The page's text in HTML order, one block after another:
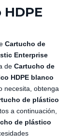
Cartucho de
Enterprise
de Cartucho de
HDPE blanco
necesita, obtenga
de plástico
a continuación,
de plástico